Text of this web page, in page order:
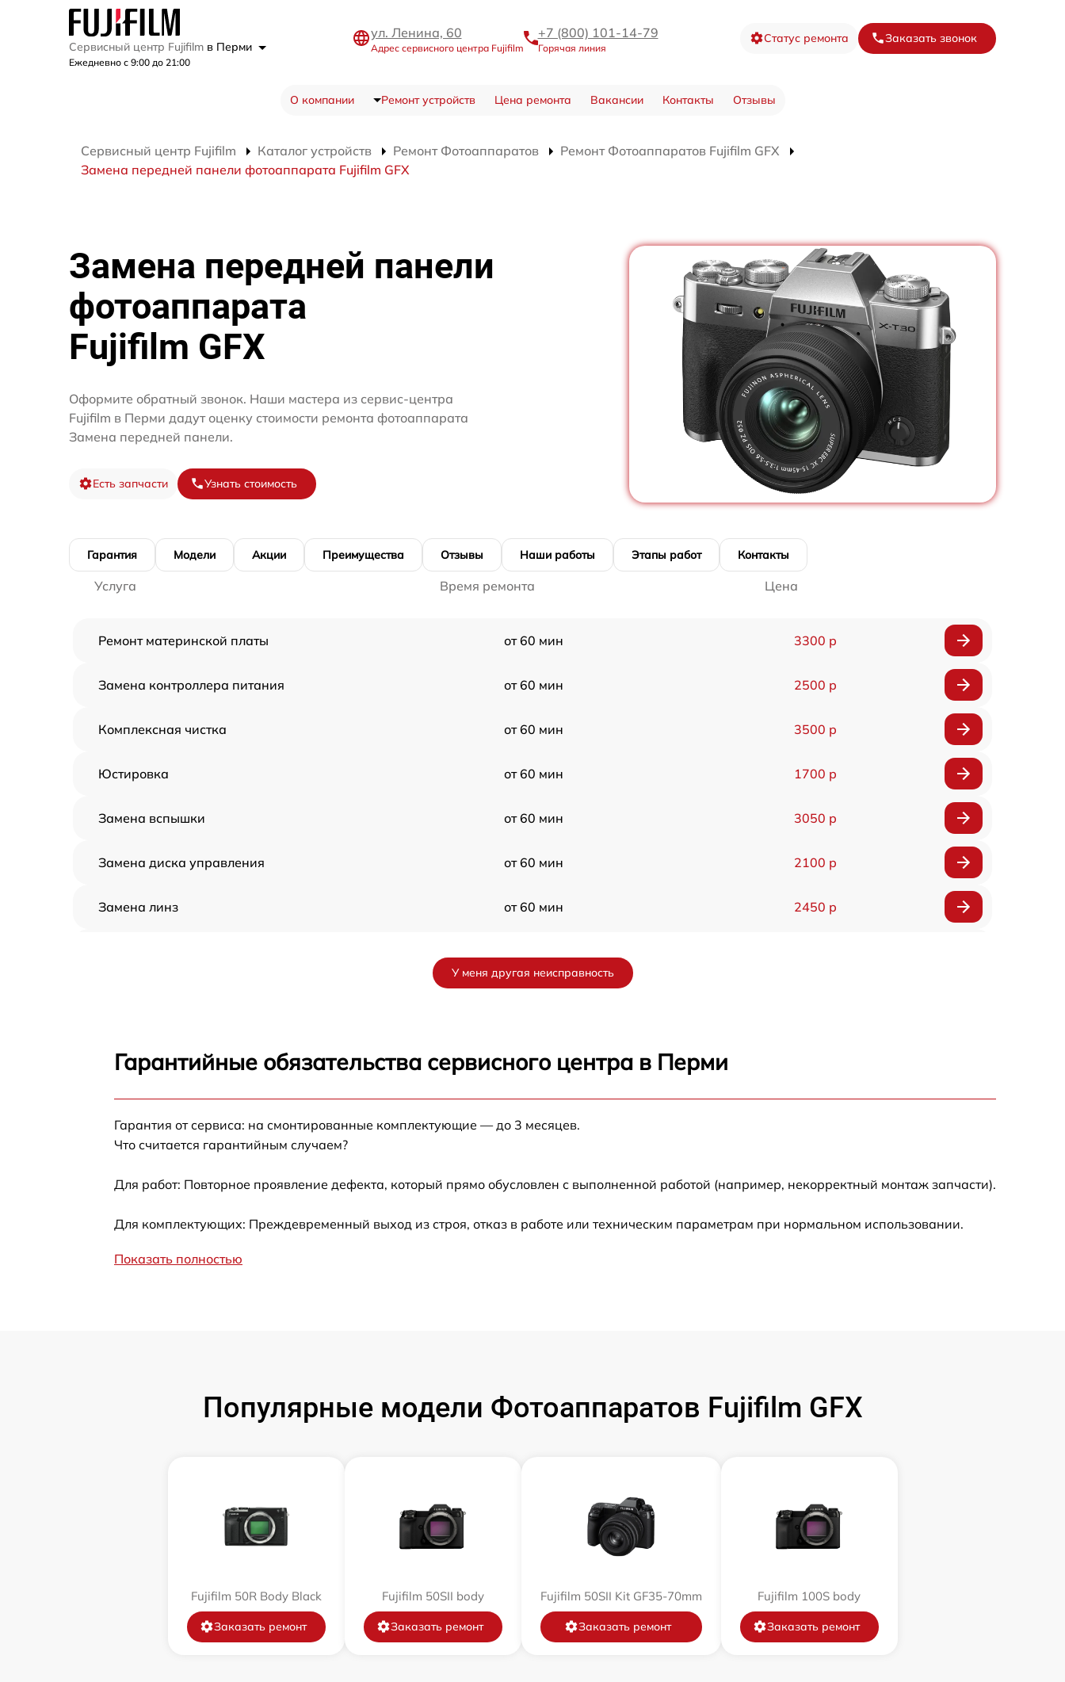
Сервисный центр Fujifilm в Перми
Ежедневно с 9:00 до 21:00
ул. Ленина, 60
Адрес сервисного центра Fujifilm
+7 (800) 101-14-79
Горячая линия
Статус ремонта Заказать звонок
О компании Ремонт устройств Цена ремонта Вакансии Контакты Отзывы
Сервисный центр Fujifilm Каталог устройств Ремонт Фотоаппаратов
Ремонт Фотоаппаратов Fujifilm GFX
Замена передней панели фотоаппарата Fujifilm GFX
Замена передней панели
фотоаппарата
Fujifilm GFX
Оформите обратный звонок. Наши мастера из сервис-центра
Fujifilm в Перми дадут оценку стоимости ремонта фотоаппарата
Замена передней панели.
Есть запчасти Узнать стоимость
Гарантия Модели Акции Преимущества Отзывы Наши работы Этапы работ Контакты
Услуга Время ремонта Цена
Ремонт материнской платы от 60 мин 3300 р
Замена контроллера питания от 60 мин 2500 р
Комплексная чистка от 60 мин 3500 р
Юстировка от 60 мин 1700 р
Замена вспышки от 60 мин 3050 р
Замена диска управления от 60 мин 2100 р
Замена линз от 60 мин 2450 р
Замена дисплея (экрана) от 60 мин
Замена CCD/CMOS матрицы от 60 мин
Замена затвора
от 60 мин 3900 р
Замена кнопки включения 2100 р
Замена аккумулятора от 60 мин 500 р
У меня другая неисправность
Гарантийные обязательства сервисного центра в Перми
Гарантия от сервиса: на смонтированные комплектующие — до 3 месяцев.
Что считается гарантийным случаем?
Для работ: Повторное проявление дефекта, который прямо обусловлен с выполненной работой (например, некорректный монтаж запчасти).
Для комплектующих: Преждевременный выход из строя, отказ в работе или техническим параметрам при нормальном использовании.
Показать полностью
Популярные модели Фотоаппаратов Fujifilm GFX
Fujifilm 50R Body Black
Заказать ремонт
Fujifilm 50SII body
Заказать ремонт
Fujifilm 50SII Kit GF35-70mm
Заказать ремонт
Fujifilm 100S body
Заказать ремонт